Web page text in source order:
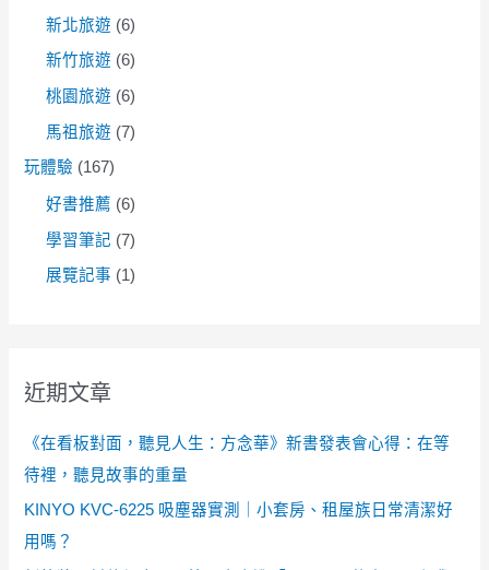
新北旅遊 (6)
新竹旅遊 (6)
桃園旅遊 (6)
馬祖旅遊 (7)
玩體驗 (167)
好書推薦 (6)
學習筆記 (7)
展覽記事 (1)
近期文章
《在看板對面，聽見人生：方念華》新書發表會心得：在等
待裡，聽見故事的重量
KINYO KVC-6225 吸塵器實測｜小套房、租屋族日常清潔好
用嗎？